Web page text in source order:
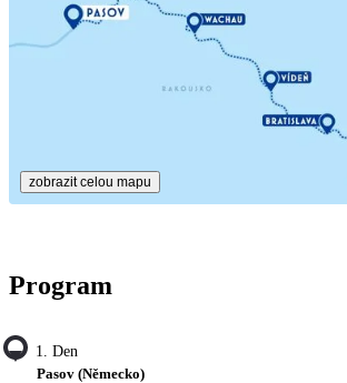
zobrazit celou mapu
Program
1. Den
Pasov (Německo)